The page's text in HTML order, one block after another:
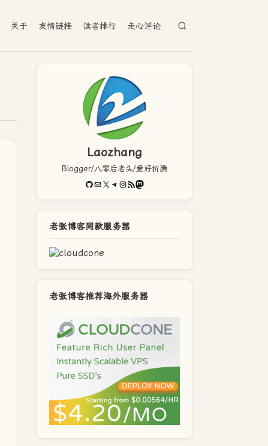
关于 友情链接 读者排行 走心评论
Laozhang
Blogger/八零后老头/爱好折腾
GitHub
电子邮件X Telegram
Instagram
RSS FeedMastodon
老张博客同款服务器
老张博客推荐海外服务器